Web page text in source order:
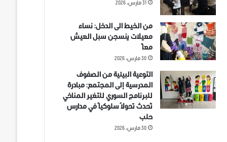
31 مارس، 2026
من الخيط الى الدخل: نساء
معيلات ينسجن سبل العيش
معاً
30 مارس، 2026
التوعية البيئية من الصفوف
المدرسية إلى المجتمع: مبادرة
للبرنامج السوري للتغير المناخي
تُحدث تحولاً سلوكياً في مدارس
حلب
30 مارس، 2026